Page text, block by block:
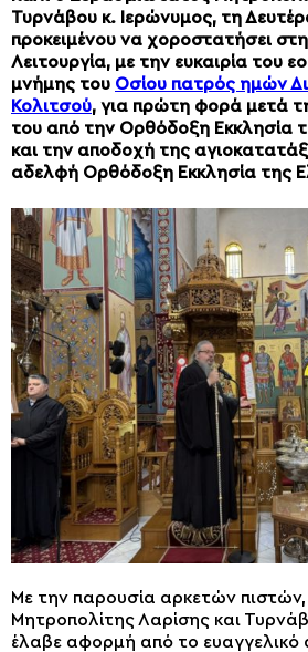
Τυρνάβου κ. Ιερώνυμος, τη
προκειμένου να χοροστατήσει
Λειτουργία, με την ευκαιρία του
μνήμης του Οσίου πατρός ημών
Κολιτσού, για πρώτη φορά μετά
του από την Ορθόδοξη Εκκλησία
και την αποδοχή της
αδελφή Ορθόδοξη Εκκλησία της
Με την παρουσία αρκετών
Μητροπολίτης Λαρίσης και
έλαβε αφορμή από το